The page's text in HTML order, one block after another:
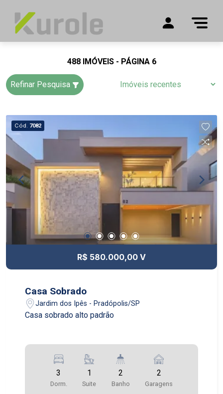
488 IMÓVEIS - PÁGINA 6
Refinar Pesquisa
Cód. 7082
R$ 580.000,00 V
Casa Sobrado
Jardim dos Ipês - Pradópolis/SP
Casa sobrado alto padrão
3
Dorm.
1
Suite
2
Banho
2
Garagens